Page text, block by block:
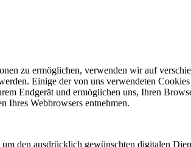
zu ermöglichen, verwenden wir auf
Einige der von uns verwendeten
Endgerät und ermöglichen uns, Ihren
Ihres Webbrowsers entnehmen.
den ausdrücklich gewünschten digitalen